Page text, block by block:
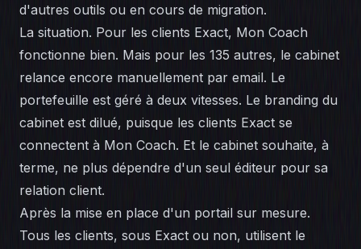
d'autres outils ou en cours de migration.
La situation. Pour les clients Exact, Mon Coach
fonctionne bien. Mais pour les 135 autres, le cabinet
relance encore manuellement par email. Le
portefeuille est géré à deux vitesses. Le branding du
cabinet est dilué, puisque les clients Exact se
connectent à Mon Coach. Et le cabinet souhaite, à
terme, ne plus dépendre d'un seul éditeur pour sa
relation client.
Après la mise en place d'un portail sur mesure.
Tous les clients, sous Exact ou non, utilisent le